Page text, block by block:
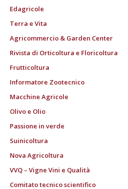
Edagricole
Terra e Vita
Agricommercio & Garden Center
Rivista di Orticoltura e Floricoltura
Frutticoltura
Informatore Zootecnico
Macchine Agricole
Olivo e Olio
Passione in verde
Suinicoltura
Nova Agricoltura
VVQ – Vigne Vini e Qualità
Comitato tecnico scientifico